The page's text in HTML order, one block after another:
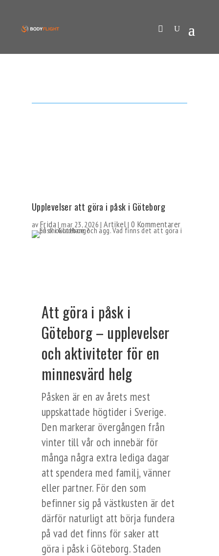
Upplevelser att göra i påsk i Göteborg
av Frida|mar 23, 2026 |Artikel|0 Kommentarer
Att göra i påsk i
Göteborg – upplevelser
och aktiviteter för en
minnesvärd helg
Påsken är en av årets mest
uppskattade högtider i Sverige.
Den markerar övergången från
vinter till vår och innebär för
många några extra lediga dagar
att spendera med familj, vänner
eller partner. För den som
befinner sig på västkusten är det
därför naturligt att börja fundera
på vad det finns för saker att
göra i påsk i Göteborg. Staden